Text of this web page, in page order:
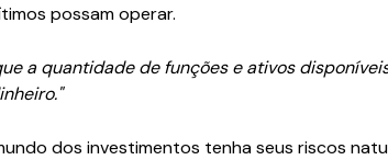
possam operar.
a quantidade de funções e ativos
dos investimentos tenha seus riscos